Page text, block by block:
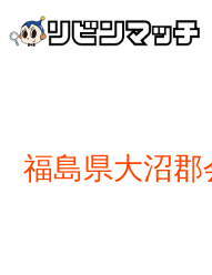
福島県大沼